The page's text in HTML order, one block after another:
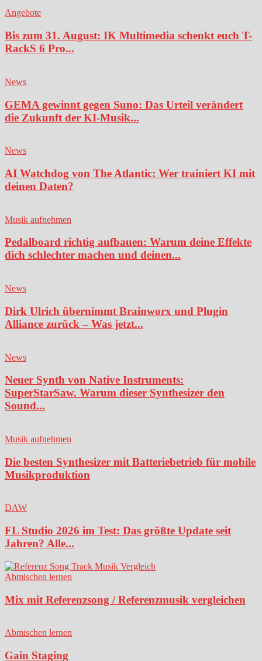
Angebote
Bis zum 31. August: IK Multimedia schenkt euch T-
RackS 6 Pro...
News
GEMA gewinnt gegen Suno: Das Urteil verändert
die Zukunft der KI-Musik...
News
AI Watchdog von The Atlantic: Wer trainiert KI mit
deinen Daten?
Musik aufnehmen
Pedalboard richtig aufbauen: Warum deine Effekte
dich schlechter machen und deinen...
News
Dirk Ulrich übernimmt Brainworx und Plugin
Alliance zurück – Was jetzt...
News
Neuer Synth von Native Instruments:
SuperStarSaw. Warum dieser Synthesizer den
Sound...
Musik aufnehmen
Die besten Synthesizer mit Batteriebetrieb für mobile
Musikproduktion
DAW
FL Studio 2026 im Test: Das größte Update seit
Jahren? Alle...
Abmischen lernen
Mix mit Referenzsong / Referenzmusik vergleichen
Abmischen lernen
Gain Staging